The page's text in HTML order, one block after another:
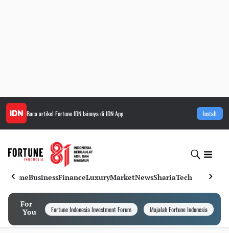
Baca artikel Fortune IDNlainnya di IDN App Install
HomeBusinessFinanceLuxuryMarketNewsShariaTech
For
You
Fortune Indonesia Investment Forum Majalah Fortune Indonesia